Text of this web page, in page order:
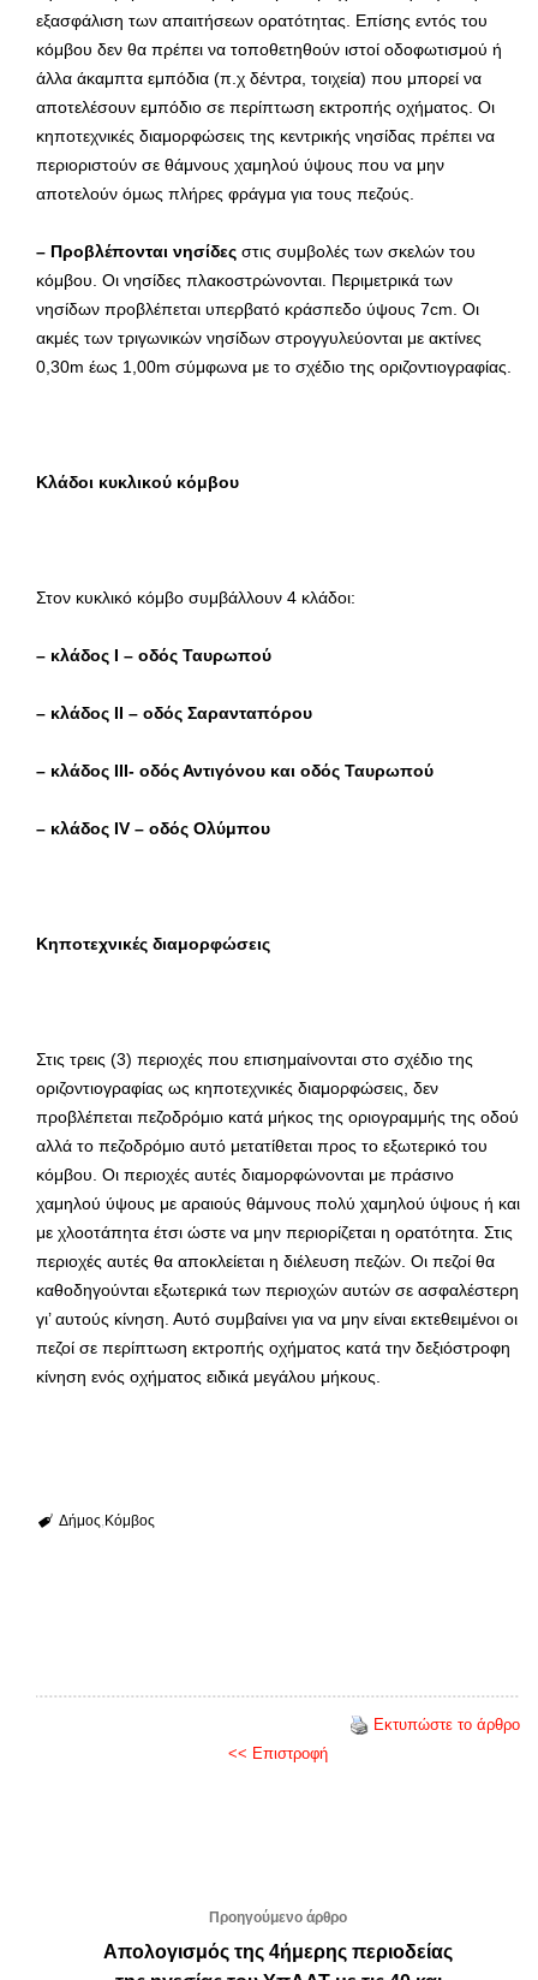
εξασφάλιση των απαιτήσεων ορατότητας. Επίσης εντός του
κόμβου δεν θα πρέπει να τοποθετηθούν ιστοί οδοφωτισμού ή
άλλα άκαμπτα εμπόδια (π.χ δέντρα, τοιχεία) που μπορεί να
αποτελέσουν εμπόδιο σε περίπτωση εκτροπής οχήματος. Οι
κηποτεχνικές διαμορφώσεις της κεντρικής νησίδας πρέπει να
περιοριστούν σε θάμνους χαμηλού ύψους που να μην
αποτελούν όμως πλήρες φράγμα για τους πεζούς.
– Προβλέπονται νησίδες στις συμβολές των σκελών του
κόμβου. Οι νησίδες πλακοστρώνονται. Περιμετρικά των
νησίδων προβλέπεται υπερβατό κράσπεδο ύψους 7cm. Οι
ακμές των τριγωνικών νησίδων στρογγυλεύονται με ακτίνες
0,30m έως 1,00m σύμφωνα με το σχέδιο της οριζοντιογραφίας.
Κλάδοι κυκλικού κόμβου
Στον κυκλικό κόμβο συμβάλλουν 4 κλάδοι:
– κλάδος I – οδός Ταυρωπού
– κλάδος II – οδός Σαρανταπόρου
– κλάδος III- οδός Αντιγόνου και οδός Ταυρωπού
– κλάδος IV – οδός Ολύμπου
Κηποτεχνικές διαμορφώσεις
Στις τρεις (3) περιοχές που επισημαίνονται στο σχέδιο της
οριζοντιογραφίας ως κηποτεχνικές διαμορφώσεις, δεν
προβλέπεται πεζοδρόμιο κατά μήκος της οριογραμμής της οδού
αλλά το πεζοδρόμιο αυτό μετατίθεται προς το εξωτερικό του
κόμβου. Οι περιοχές αυτές διαμορφώνονται με πράσινο
χαμηλού ύψους με αραιούς θάμνους πολύ χαμηλού ύψους ή και
με χλοοτάπητα έτσι ώστε να μην περιορίζεται η ορατότητα. Στις
περιοχές αυτές θα αποκλείεται η διέλευση πεζών. Οι πεζοί θα
καθοδηγούνται εξωτερικά των περιοχών αυτών σε ασφαλέστερη
γι’ αυτούς κίνηση. Αυτό συμβαίνει για να μην είναι εκτεθειμένοι οι
πεζοί σε περίπτωση εκτροπής οχήματος κατά την δεξιόστροφη
κίνηση ενός οχήματος ειδικά μεγάλου μήκους.
Δήμος Κόμβος
Εκτυπώστε το άρθρο
<< Επιστροφή
Προηγούμενο άρθρο
Απολογισμός της 4ήμερης περιοδείας